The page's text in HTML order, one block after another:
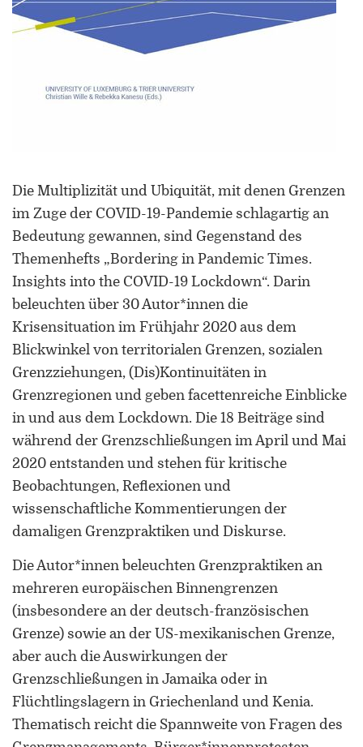
Universität Frankfurt (Oder),
Universität Lothringen, Universität
des Saarlandes und Universität
Doppelpromotion an der Universität
Die Multiplizität und Ubiquität, mit denen Grenzen
im Zuge der COVID-19-Pandemie schlagartig an
Bedeutung gewannen, sind Gegenstand des
Themenhefts „Bordering in Pandemic Times.
Insights into the COVID-19 Lockdown“. Darin
beleuchten über 30 Autor*innen die
Krisensituation im Frühjahr 2020 aus dem
Blickwinkel von territorialen Grenzen, sozialen
Grenzziehungen, (Dis)Kontinuitäten in
Grenzregionen und geben facettenreiche Einblicke
in und aus dem Lockdown. Die 18 Beiträge sind
während der Grenzschließungen im April und Mai
2020 entstanden und stehen für kritische
Beobachtungen, Reflexionen und
wissenschaftliche Kommentierungen der
damaligen Grenzpraktiken und Diskurse.
Die Autor*innen beleuchten Grenzpraktiken an
mehreren europäischen Binnengrenzen
(insbesondere an der deutsch-französischen
Grenze) sowie an der US-mexikanischen Grenze,
aber auch die Auswirkungen der
Grenzschließungen in Jamaika oder in
Flüchtlingslagern in Griechenland und Kenia.
Thematisch reicht die Spannweite von Fragen des